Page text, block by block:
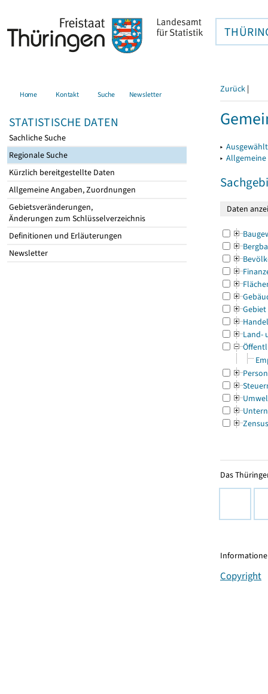
Home Kontakt Suche Newsletter
STATISTISCHE DATEN
Sachliche Suche
Regionale Suche
Kürzlich bereitgestellte Daten
Allgemeine Angaben, Zuordnungen
Gebietsveränderungen,
Änderungen zum Schlüsselverzeichnis
Definitionen und Erläuterungen
Newsletter
Zurück |
▸
▸
Gebiet
Land-
Zensus
Das
Copyright